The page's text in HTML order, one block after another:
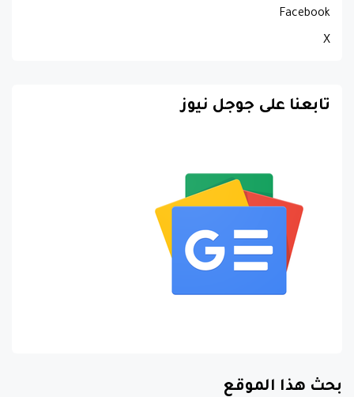
Facebook
X
تابعنا على جوجل نيوز
بحث هذا الموقع